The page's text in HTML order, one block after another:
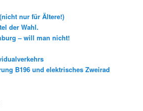
nur für Ältere!)
der Wahl.
– will man nicht!
B196 und elektrisches Zweirad